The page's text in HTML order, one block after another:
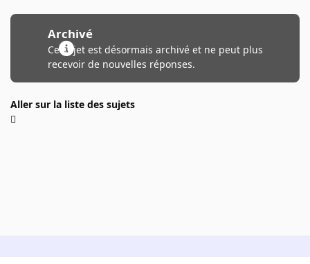
Archivé
Ce sujet est désormais archivé et ne peut plus
recevoir de nouvelles réponses.
Aller sur la liste des sujets